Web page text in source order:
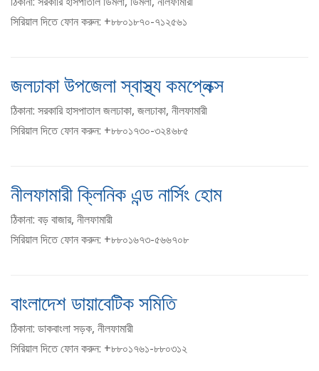
সিরিয়াল দিতে ফোন করুন: +৮৮০১৮৭০-৭১২৫৬১
জলঢাকা উপজেলা স্বাস্থ্য কমপ্লেক্স
ঠিকানা: সরকারি হাসপাতাল জলঢাকা, জলঢাকা, নীলফামারী
সিরিয়াল দিতে ফোন করুন: +৮৮০১৭৩০-৩২৪৬৮৫
নীলফামারী ক্লিনিক এন্ড নার্সিং হোম
ঠিকানা: বড় বাজার, নীলফামারী
সিরিয়াল দিতে ফোন করুন: +৮৮০১৬৭৩-৫৬৬৭০৮
বাংলাদেশ ডায়াবেটিক সমিতি
ঠিকানা: ডাকবাংলা সড়ক, নীলফামারী
সিরিয়াল দিতে ফোন করুন: +৮৮০১৭৬১-৮৮০৩১২